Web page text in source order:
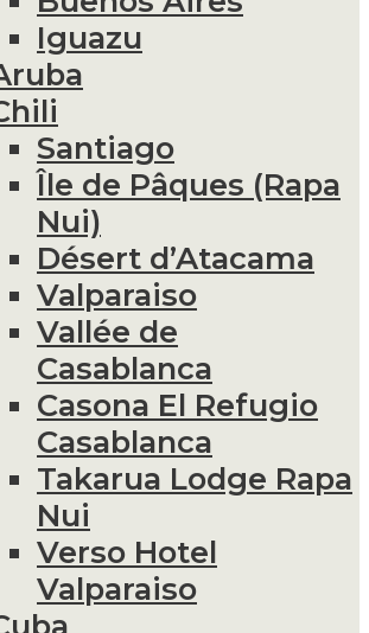
Iguazu
Santiago
Île de Pâques (Rapa
Nui)
Désert d’Atacama
Valparaiso
Vallée de
Casablanca
Casona El Refugio
Casablanca
Takarua Lodge Rapa
Nui
Verso Hotel
Valparaiso